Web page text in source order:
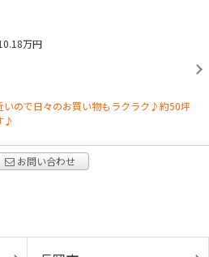
万円
いので日々のお買い物もラクラク♪約50坪
♪
お問い合わせ